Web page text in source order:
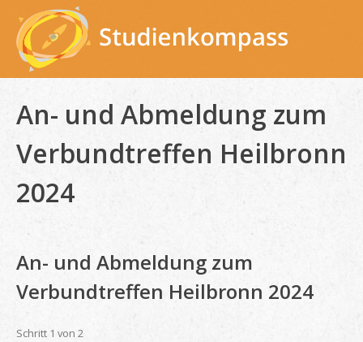
content
An- und Abmeldung zum
Verbundtreffen Heilbronn
2024
An- und Abmeldung zum
Verbundtreffen Heilbronn 2024
Schritt 1 von 2